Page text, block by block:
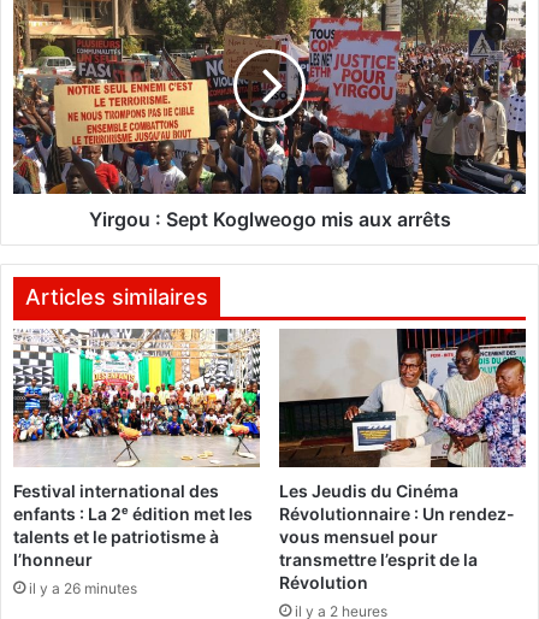
a
l
d
e
S
a
a
b
o
é
m
o
r
e
l
a
j
o
u
r
i
r
g
o
u
:
S
e
t
K
g
l
w
e
o
g
o
m
i
s
a
u
Yirgou : Sept Koglweogo mis aux arrêts
Articles similaires
Festival international des
enfants : La 2ᵉ édition met les
talents et le patriotisme à
l’honneur
il y a 26 minutes
Les Jeudis du Cinéma
Révolutionnaire : Un rendez-
vous mensuel pour
transmettre l’esprit de la
Révolution
il y a 2 heures